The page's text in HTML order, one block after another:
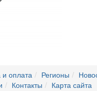
и оплата Регионы
Контакты Карта сайта